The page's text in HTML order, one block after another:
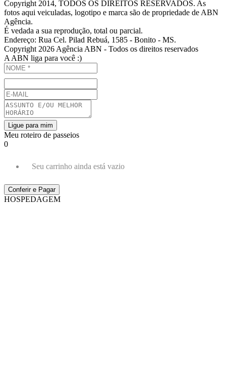
Copyright 2014, TODOS OS DIREITOS RESERVADOS. As
fotos aqui veiculadas, logotipo e marca são de propriedade de ABN
Agência.
É vedada a sua reprodução, total ou parcial.
Endereço: Rua Cel. Pilad Rebuá, 1585 - Bonito - MS.
Copyright 2026 Agência ABN - Todos os direitos reservados
A ABN liga para você :)
Ligue para mim
Meu roteiro de passeios
0
Seu carrinho ainda está vazio
Conferir e Pagar
HOSPEDAGEM